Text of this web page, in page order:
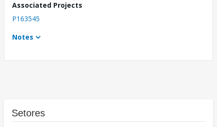
Associated Projects
P163545
Notes
Setores